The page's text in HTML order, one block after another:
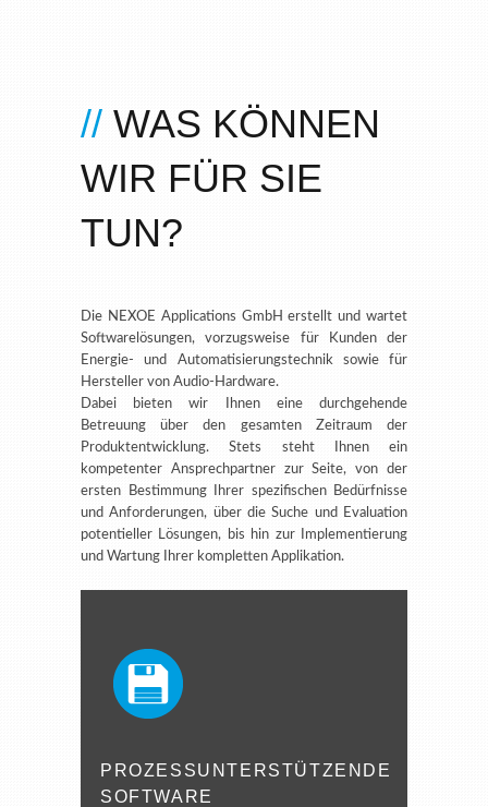
WAS KÖNNEN
WIR FÜR SIE
TUN?
Die NEXOE Applications GmbH erstellt und wartet
Softwarelösungen, vorzugsweise für Kunden der
Energie- und Automatisierungstechnik sowie für
Hersteller von Audio-Hardware.
Dabei bieten wir Ihnen eine durchgehende
Betreuung über den gesamten Zeitraum der
Produktentwicklung. Stets steht Ihnen ein
kompetenter Ansprechpartner zur Seite, von der
ersten Bestimmung Ihrer spezifischen Bedürfnisse
und Anforderungen, über die Suche und Evaluation
potentieller Lösungen, bis hin zur Implementierung
und Wartung Ihrer kompletten Applikation.
PROZESSUNTERSTÜTZENDE
SOFTWARE